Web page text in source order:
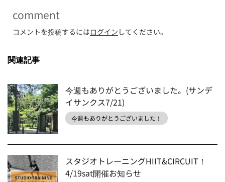
comment
コメントを投稿するにはログイン してください。
関連記事
今週もありがとうございました。(サンデ
イサンクス7/21)
今週もありがとうございました！
スタジオトレーニングHIIT&CIRCUIT！
4/19sat開催お知らせ